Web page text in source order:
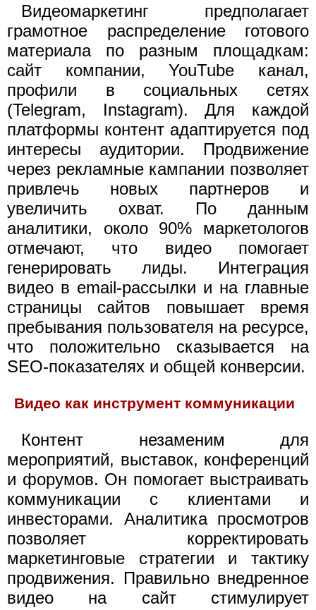
Видеомаркетинг предполагает
грамотное распределение готового
материала по разным площадкам:
сайт компании, YouTube канал,
профили в социальных сетях
(Telegram, Instagram). Для каждой
платформы контент адаптируется под
интересы аудитории. Продвижение
через рекламные кампании позволяет
привлечь новых партнеров и
увеличить охват. По данным
аналитики, около 90% маркетологов
отмечают, что видео помогает
генерировать лиды. Интеграция
видео в email-рассылки и на главные
страницы сайтов повышает время
пребывания пользователя на ресурсе,
что положительно сказывается на
SEO-показателях и общей конверсии.
Видео как инструмент коммуникации
Контент незаменим для
мероприятий, выставок, конференций
и форумов. Он помогает выстраивать
коммуникации с клиентами и
инвесторами. Аналитика просмотров
позволяет корректировать
маркетинговые стратегии и тактику
продвижения. Правильно внедренное
видео на сайт стимулирует